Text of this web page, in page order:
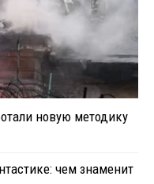
новую методику
чем знаменит